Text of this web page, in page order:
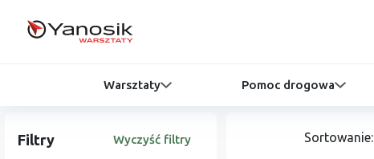
Warsztaty Pomoc drogowa
Filtry Wyczyść filtry Sortowanie: